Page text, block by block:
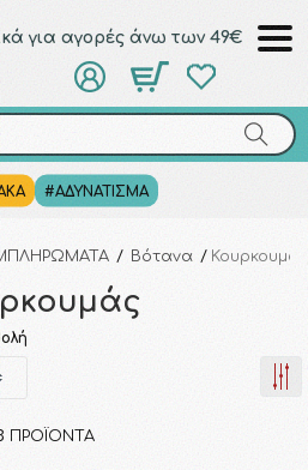
για αγορές άνω των 49€
#ΑΔΥΝΑΤΙΣΜΑ
/ Βότανα / Κουρκουμάς
ΠΡΟΪΌΝΤΑ